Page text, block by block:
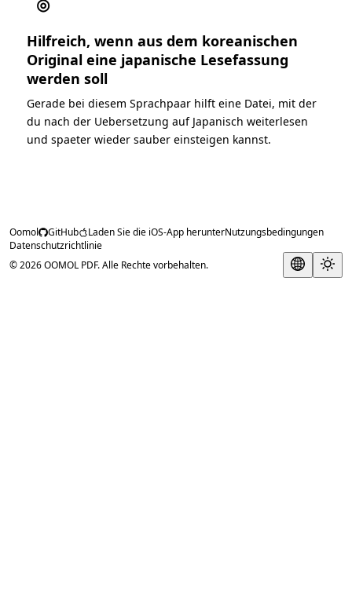
◎
Hilfreich, wenn aus dem koreanischen
Original eine japanische Lesefassung
werden soll
Gerade bei diesem Sprachpaar hilft eine Datei, mit der
du nach der Uebersetzung auf Japanisch weiterlesen
und spaeter wieder sauber einsteigen kannst.
Oomol GitHub Laden Sie die iOS-App herunterNutzungsbedingungen
Datenschutzrichtlinie
© 2026 OOMOL PDF. Alle Rechte vorbehalten.